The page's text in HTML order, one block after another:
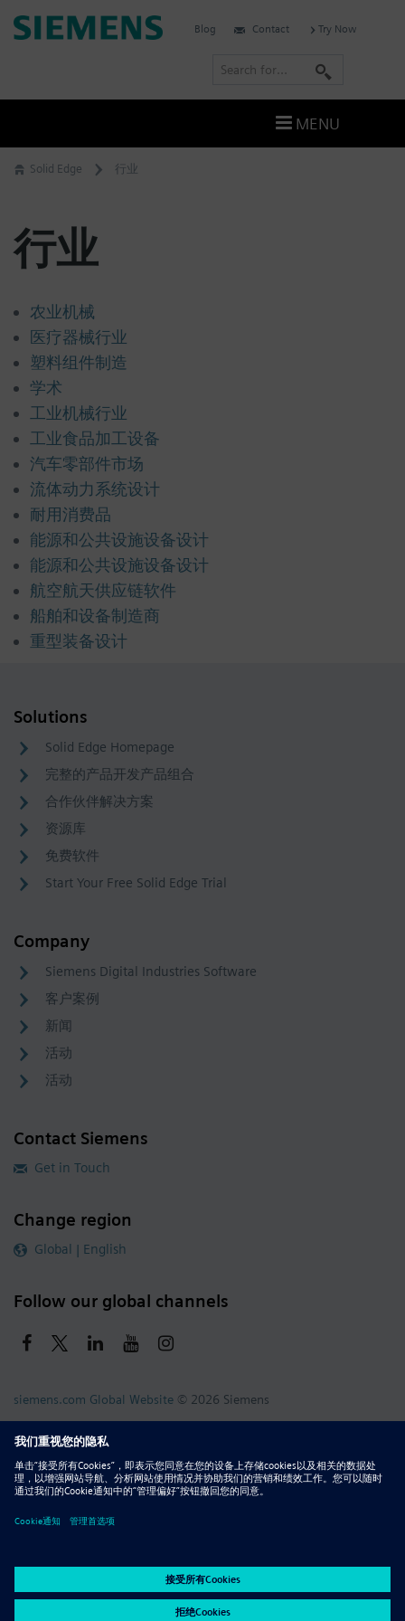
Skip
to
Solid Edge 行业
行业
农业机械
医疗器械行业
塑料组件制造
学术
工业机械行业
工业食品加工设备
汽车零部件市场
流体动力系统设计
耐用消费品
能源和公共设施设备设计
能源和公共设施设备设计
航空航天供应链软件
船舶和设备制造商
重型装备设计
Solutions
Solid Edge Homepage
完整的产品开发产品组合
合作伙伴解决方案
资源库
免费软件
Start Your Free Solid Edge Trial
Company
Siemens Digital Industries Software
客户案例
新闻
活动
活动
Contact Siemens
Get in Touch
Change region
Global | English
Follow our global channels
siemens.com Global Website © 2026 Siemens
Whistleblowing
DMCA
Privacy Notice
Terms of Use
Digital ID Report Piracy
Siemens
Blog Contact Try Now
r
MENU